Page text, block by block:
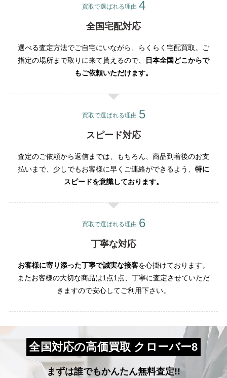
買取で選ばれる理由
全国宅配対応
選べる査定方法でご自宅にいながら、らくらく宅配買取。ご
指定の場所まで取りに来て貰えるので、
日本全国どこからで
もご依頼いただけます。
買取で選ばれる理由
スピード対応
査定のご依頼から返信までは、もちろん、商品到着後のお支
払いまで、少しでもお客様に早くご連絡ができるよう、 特に
スピードを意識しております。
買取で選ばれる理由
丁寧な対応
お客様に寄り添った丁寧で誠実な接客を心掛けております。
またお客様の大切な商品は1点1点、丁寧に査定させていただ
きますので安心してご利用下さい。
全国対応の高価買取 クローバー8
まずは誰でもかんたん無料査定!!